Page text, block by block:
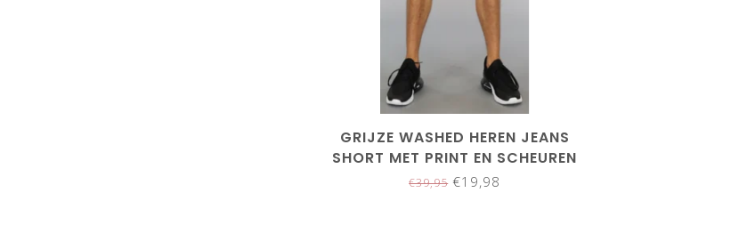
GRIJZE WASHED HEREN JEANS
SHORT MET PRINT EN SCHEUREN
€39,95€19,98